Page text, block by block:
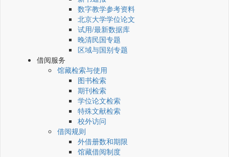
数字教学参考资料
北京大学学位论文
试用/最新数据库
晚清民国专题
区域与国别专题
借阅服务
馆藏检索与使用
图书检索
期刊检索
学位论文检索
特殊文献检索
校外访问
借阅规则
外借册数和期限
馆藏借阅制度